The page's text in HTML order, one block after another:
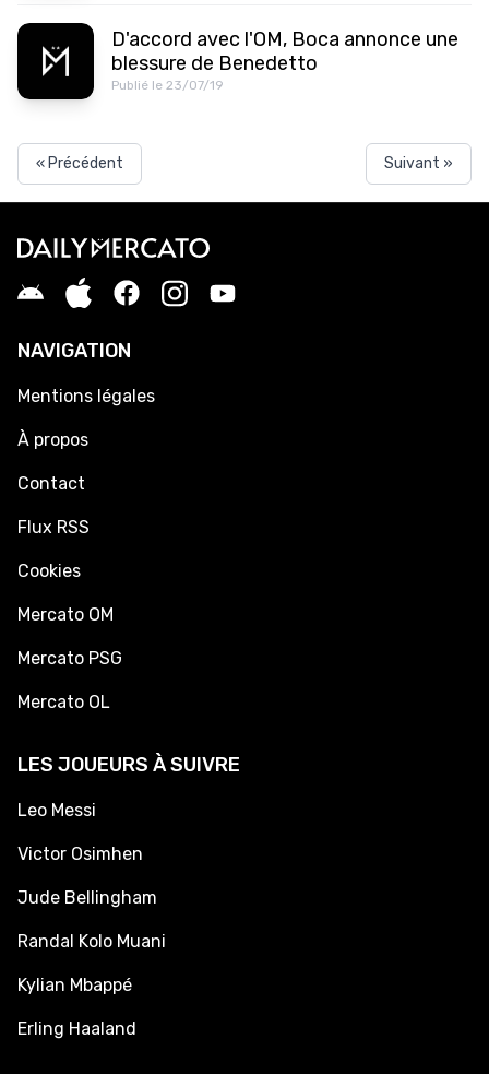
D'accord avec l'OM, Boca annonce une
blessure de Benedetto
Publié le 23/07/19
« Précédent Suivant »
NAVIGATION
Mentions légales
À propos
Contact
Flux RSS
Cookies
Mercato OM
Mercato PSG
Mercato OL
LES JOUEURS À SUIVRE
Leo Messi
Victor Osimhen
Jude Bellingham
Randal Kolo Muani
Kylian Mbappé
Erling Haaland